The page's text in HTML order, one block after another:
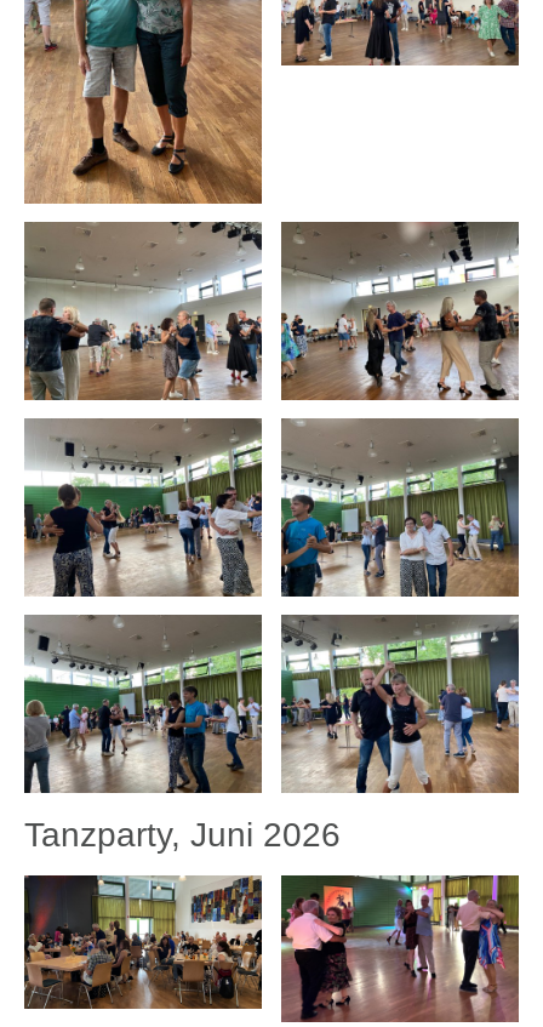
Tanzparty, Juni 2026